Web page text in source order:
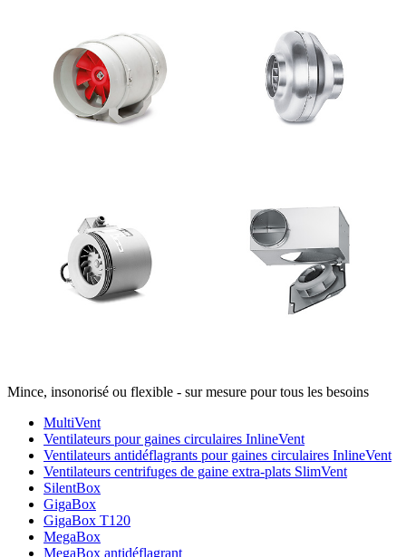
Mince, insonorisé ou flexible - sur mesure pour tous les besoins
MultiVent
Ventilateurs pour gaines circulaires InlineVent
Ventilateurs antidéflagrants pour gaines circulaires InlineVent
Ventilateurs centrifuges de gaine extra-plats SlimVent
SilentBox
GigaBox
GigaBox T120
MegaBox
MegaBox antidéflagrant